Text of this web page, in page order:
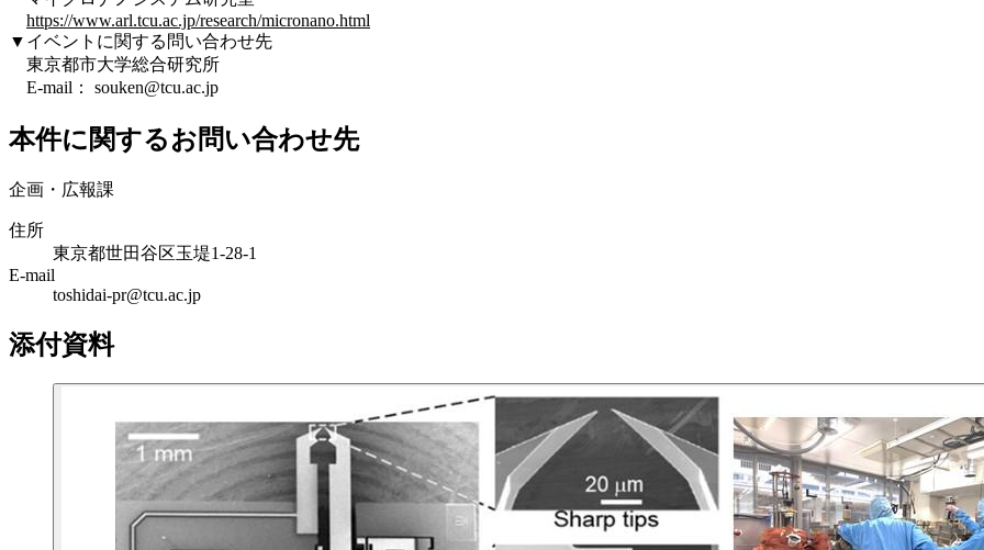
https://www.arl.tcu.ac.jp/research/micronano.html
▼イベントに関する問い合わせ先
東京都市大学総合研究所
E-mail： souken@tcu.ac.jp
本件に関するお問い合わせ先
企画・広報課
住所
東京都世田谷区玉堤1-28-1
E-mail
toshidai-pr@tcu.ac.jp
添付資料